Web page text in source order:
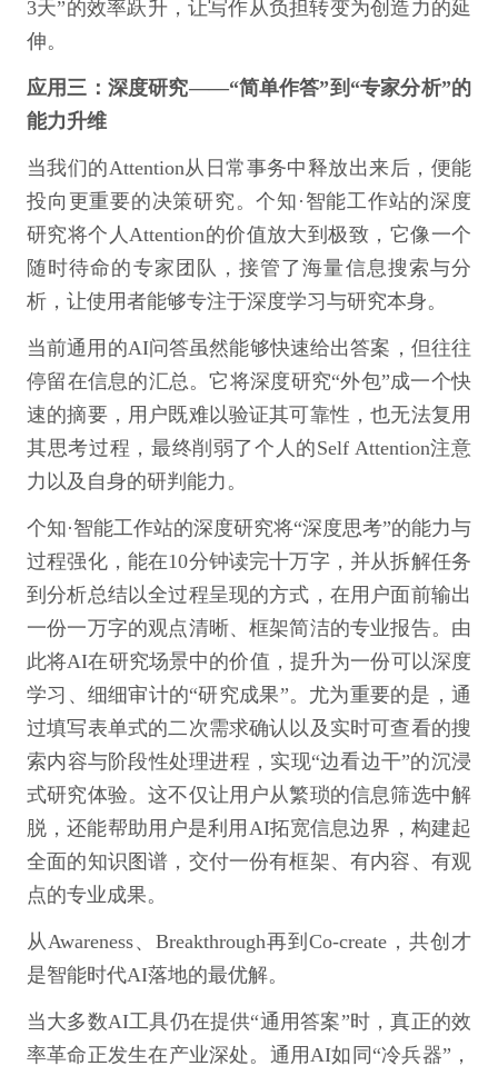
3天”的效率跃升，让写作从负担转变为创造力的延
伸。
应用三：深度研究——“简单作答”到“专家分析”的
能力升维
当我们的Attention从日常事务中释放出来后，便能
投向更重要的决策研究。个知·智能工作站的深度
研究将个人Attention的价值放大到极致，它像一个
随时待命的专家团队，接管了海量信息搜索与分
析，让使用者能够专注于深度学习与研究本身。
当前通用的AI问答虽然能够快速给出答案，但往往
停留在信息的汇总。它将深度研究“外包”成一个快
速的摘要，用户既难以验证其可靠性，也无法复用
其思考过程，最终削弱了个人的Self Attention注意
力以及自身的研判能力。
个知·智能工作站的深度研究将“深度思考”的能力与
过程强化，能在10分钟读完十万字，并从拆解任务
到分析总结以全过程呈现的方式，在用户面前输出
一份一万字的观点清晰、框架简洁的专业报告。由
此将AI在研究场景中的价值，提升为一份可以深度
学习、细细审计的“研究成果”。尤为重要的是，通
过填写表单式的二次需求确认以及实时可查看的搜
索内容与阶段性处理进程，实现“边看边干”的沉浸
式研究体验。这不仅让用户从繁琐的信息筛选中解
脱，还能帮助用户是利用AI拓宽信息边界，构建起
全面的知识图谱，交付一份有框架、有内容、有观
点的专业成果。
从Awareness、Breakthrough再到Co-create，共创才
是智能时代AI落地的最优解。
当大多数AI工具仍在提供“通用答案”时，真正的效
率革命正发生在产业深处。通用AI如同“冷兵器”，